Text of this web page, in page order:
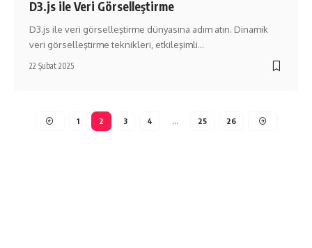
D3.js ile Veri Görselleştirme
D3.js ile veri görselleştirme dünyasına adım atın. Dinamik
veri görselleştirme teknikleri, etkileşimli…
22 Şubat 2025
1 2 3 4 … 25 26